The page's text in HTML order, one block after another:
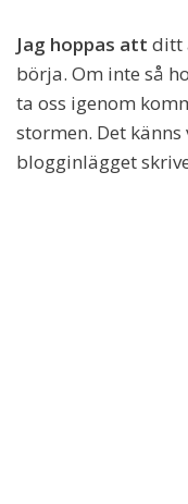
Jag hoppas att ditt
börja. Om inte så
ta oss igenom
stormen. Det
blogginlägget